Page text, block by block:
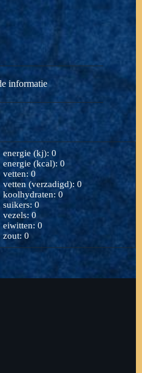
informatie
energie (kj): 0
energie (kcal): 0
vetten: 0
vetten (verzadigd): 0
koolhydraten: 0
suikers: 0
vezels: 0
eiwitten: 0
zout: 0